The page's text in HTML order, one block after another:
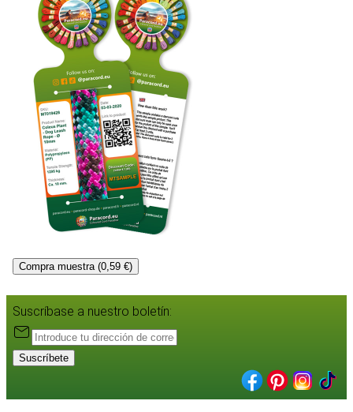
Compra muestra (0,59 €)
Suscríbase a nuestro boletín:
Suscríbete